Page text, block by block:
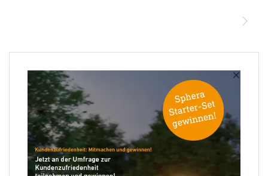
×
Ihre E-Mail Adresse